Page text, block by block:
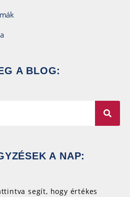
A BLOG:
A NAP:
segít, hogy értékes